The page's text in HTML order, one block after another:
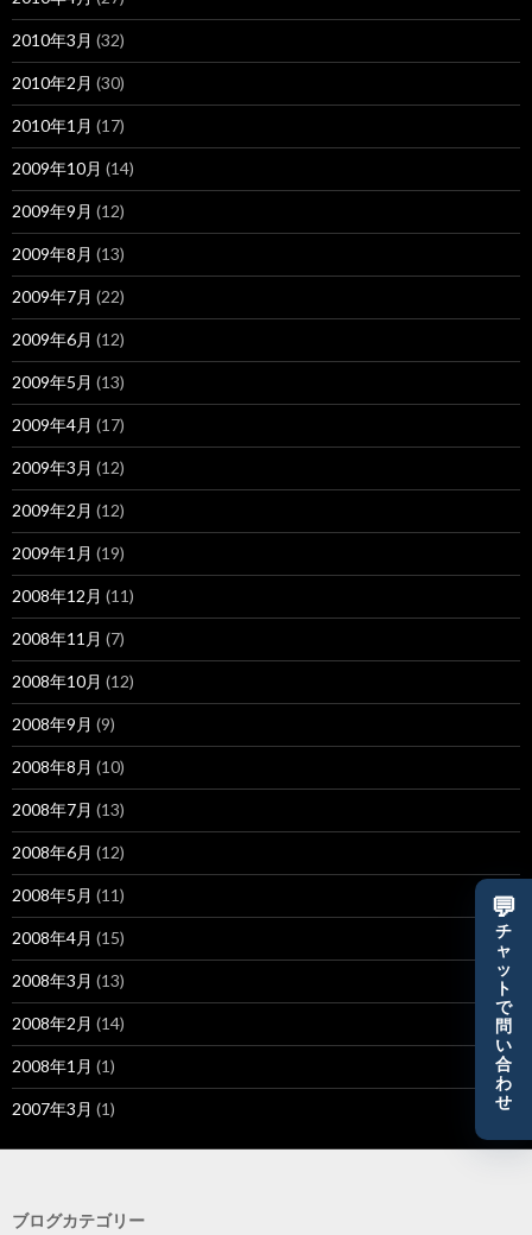
2010年3月 (32)
2010年2月 (30)
2010年1月 (17)
2009年10月 (14)
2009年9月 (12)
2009年8月 (13)
2009年7月 (22)
2009年6月 (12)
2009年5月 (13)
2009年4月 (17)
2009年3月 (12)
2009年2月 (12)
2009年1月 (19)
2008年12月 (11)
2008年11月 (7)
2008年10月 (12)
2008年9月 (9)
2008年8月 (10)
2008年7月 (13)
2008年6月 (12)
2008年5月 (11)
2008年4月 (15)
2008年3月 (13)
2008年2月 (14)
2008年1月 (1)
2007年3月 (1)
ブログカテゴリー
💬
チ
ャ
ッ
ト
で
問
い
合
わ
せ